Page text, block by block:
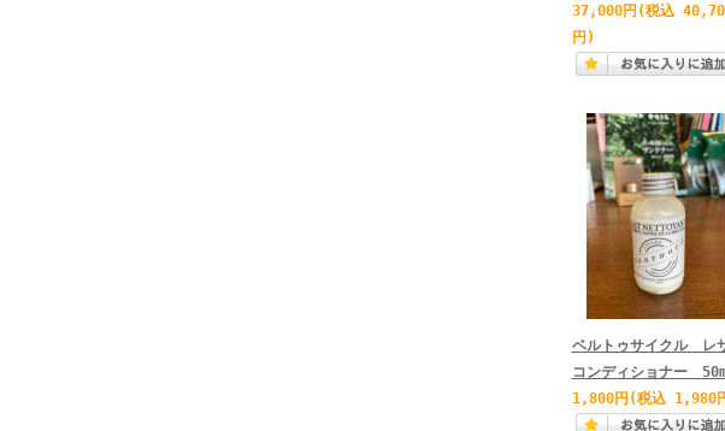
37,000円 (税込
円)
ベルトゥサイクル レ
コンディショナー
1,800円 (税込 1,980